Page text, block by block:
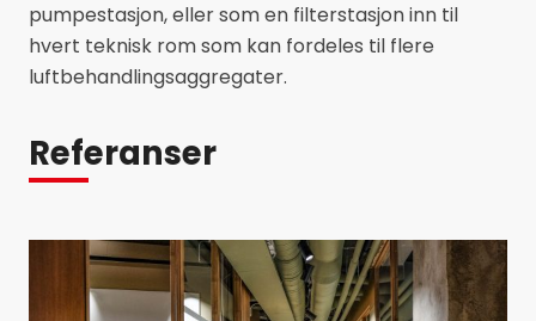
pumpestasjon, eller som en filterstasjon inn til
hvert teknisk rom som kan fordeles til flere
luftbehandlingsaggregater.
Referanser